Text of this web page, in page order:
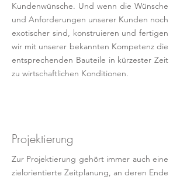
Kundenwünsche. Und wenn die Wünsche
und Anforderungen unserer Kunden noch
exotischer sind, konstruieren und fertigen
wir mit unserer bekannten Kompetenz die
entsprechenden Bauteile in kürzester Zeit
zu wirtschaftlichen Konditionen.
Projektierung
Zur Projektierung gehört immer auch eine
zielorientierte Zeitplanung, an deren Ende